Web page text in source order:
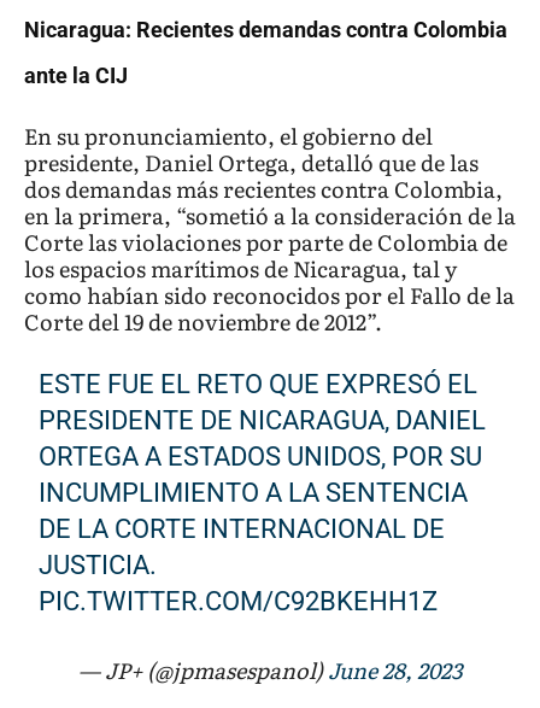
Nicaragua: Recientes demandas contra Colombia
ante la CIJ
En su pronunciamiento, el gobierno del
presidente, Daniel Ortega, detalló que de las
dos demandas más recientes contra Colombia,
en la primera, “sometió a la consideración de la
Corte las violaciones por parte de Colombia de
los espacios marítimos de Nicaragua, tal y
como habían sido reconocidos por el Fallo de la
Corte del 19 de noviembre de 2012”.
ESTE FUE EL RETO QUE EXPRESÓ EL
PRESIDENTE DE NICARAGUA, DANIEL
ORTEGA A ESTADOS UNIDOS, POR SU
INCUMPLIMIENTO A LA SENTENCIA
DE LA CORTE INTERNACIONAL DE
JUSTICIA.
PIC.TWITTER.COM/C92BKEHH1Z
— JP+ (@jpmasespanol)June 28, 2023